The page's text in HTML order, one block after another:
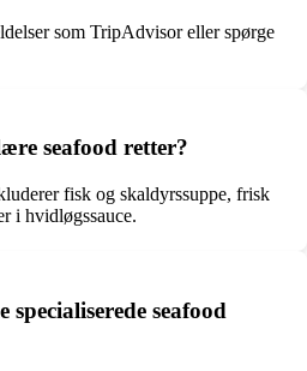
som TripAdvisor eller spørge
seafood retter?
fisk og skaldyrssuppe, frisk
i hvidløgssauce.
seafood